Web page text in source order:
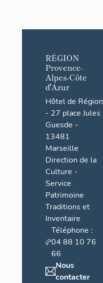
RÉGION
Provence-
Alpes-Côte
d'Azur
Hôtel de Région
- 27 place Jules
Guesde -
13481
Marseille
Direction de la
Culture -
Service
Patrimoine
Traditions et
Inventaire
Téléphone :
04 88 10 76
66
Nous
contacter